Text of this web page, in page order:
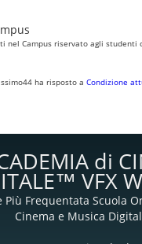
nel Campus riservato agli studenti
ha risposto a Condizione
di
VFX
Più Frequentata Scuola
Cinema e Musica